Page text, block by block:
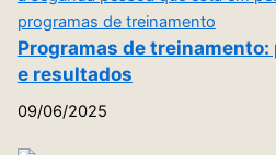
Programas de
e resultados
09/06/2025